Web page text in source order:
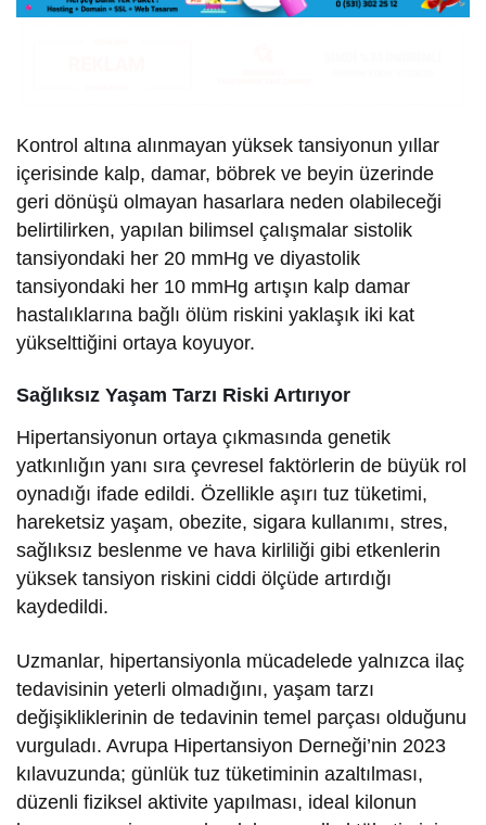
Kontrol altına alınmayan yüksek tansiyonun yıllar
içerisinde kalp, damar, böbrek ve beyin üzerinde
geri dönüşü olmayan hasarlara neden olabileceği
belirtilirken, yapılan bilimsel çalışmalar sistolik
tansiyondaki her 20 mmHg ve diyastolik
tansiyondaki her 10 mmHg artışın kalp damar
hastalıklarına bağlı ölüm riskini yaklaşık iki kat
yükselttiğini ortaya koyuyor.
Sağlıksız Yaşam Tarzı Riski Artırıyor
Hipertansiyonun ortaya çıkmasında genetik
yatkınlığın yanı sıra çevresel faktörlerin de büyük rol
oynadığı ifade edildi. Özellikle aşırı tuz tüketimi,
hareketsiz yaşam, obezite, sigara kullanımı, stres,
sağlıksız beslenme ve hava kirliliği gibi etkenlerin
yüksek tansiyon riskini ciddi ölçüde artırdığı
kaydedildi.
Uzmanlar, hipertansiyonla mücadelede yalnızca ilaç
tedavisinin yeterli olmadığını, yaşam tarzı
değişikliklerinin de tedavinin temel parçası olduğunu
vurguladı. Avrupa Hipertansiyon Derneği’nin 2023
kılavuzunda; günlük tuz tüketiminin azaltılması,
düzenli fiziksel aktivite yapılması, ideal kilonun